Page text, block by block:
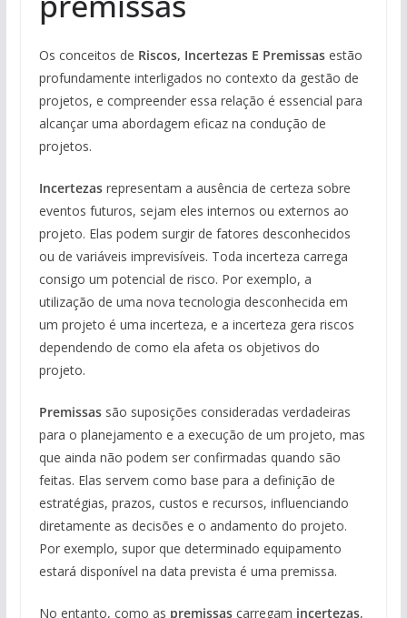
Os conceitos de Riscos, Incertezas E Premissasestão
profundamente interligados no contexto da gestão de
projetos, e compreender essa relação é essencial para
alcançar uma abordagem eficaz na condução de
projetos.
Incertezas representam a ausência de certeza sobre
eventos futuros, sejam eles internos ou externos ao
projeto. Elas podem surgir de fatores desconhecidos
ou de variáveis imprevisíveis. Toda incerteza carrega
consigo um potencial de risco. Por exemplo, a
utilização de uma nova tecnologia desconhecida em
um projeto é uma incerteza, e a incerteza gera riscos
dependendo de como ela afeta os objetivos do
projeto.
Premissassão suposições consideradas verdadeiras
para o planejamento e a execução de um projeto, mas
que ainda não podem ser confirmadas quando são
feitas. Elas servem como base para a definição de
estratégias, prazos, custos e recursos, influenciando
diretamente as decisões e o andamento do projeto.
Por exemplo, supor que determinado equipamento
estará disponível na data prevista é uma premissa.
No entanto, como as premissascarregam incertezas,